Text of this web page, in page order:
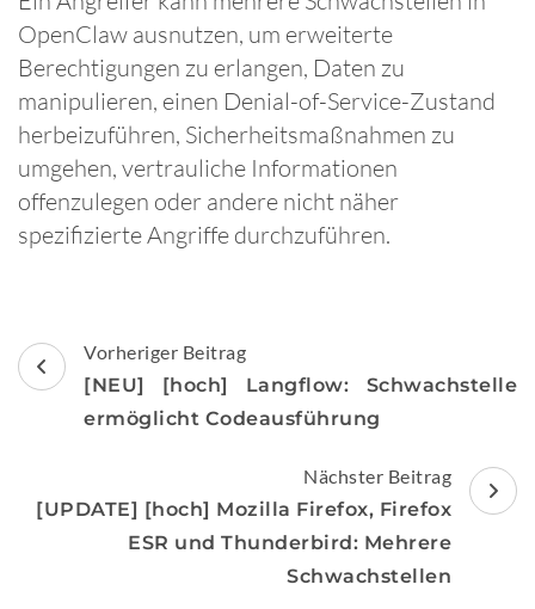
OpenClaw ausnutzen, um erweiterte
Berechtigungen zu erlangen, Daten zu
manipulieren, einen Denial-of-Service-Zustand
herbeizuführen, Sicherheitsmaßnahmen zu
umgehen, vertrauliche Informationen
offenzulegen oder andere nicht näher
spezifizierte Angriffe durchzuführen.
Beitragsnavigation
Vorheriger Beitrag
[NEU] [hoch] Langflow: Schwachstelle
ermöglicht Codeausführung
Nächster Beitrag
[UPDATE] [hoch] Mozilla Firefox, Firefox
ESR und Thunderbird: Mehrere
Schwachstellen